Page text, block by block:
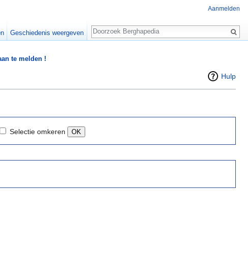
te melden !
Hulp
Selectie omkeren
Aanmelden
Geschiedenis weergeven
Zoeken